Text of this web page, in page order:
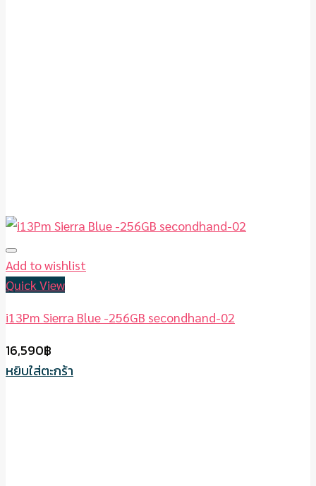
Add to wishlist
Quick View
i13Pm Sierra Blue -256GB secondhand-02
16,590฿
หยิบใส่ตะกร้า